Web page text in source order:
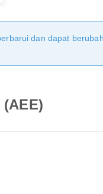
dan dapat